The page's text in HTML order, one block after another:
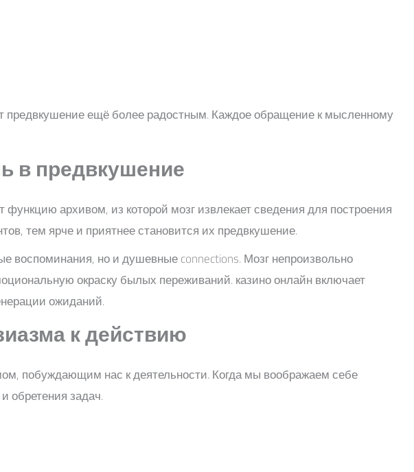
предвкушение ещё более радостным. Каждое обращение к мысленному
в предвкушение
архивом, из которой мозг извлекает сведения для построения
тем ярче и приятнее становится их предвкушение.
воспоминания, но и душевные connections. Мозг непроизвольно
окраску былых переживаний. казино онлайн включает
ожиданий.
к действию
побуждающим нас к деятельности. Когда мы воображаем себе
обретения задач.